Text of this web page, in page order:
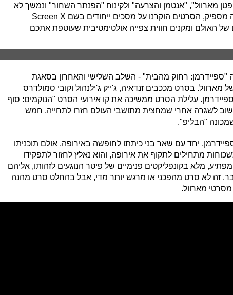
מארוול", "אנטמן והצרעה" ולקינוח "הפנתר השחור" ונמשך לא
פחות מעשר שעות! ואם כל זה מספיק, הסרטים הוקרנו על מסכים ייחודים בשם Screen X
האולם ומקנים חווית צפייה אולטימטיבית שעוטפת אתכם
רחוק מהבית" - השלב השלישי והאחרון בסאגת
מארוול. בסרט מככבים זנדאיה, ג'ייק ג'ילנהול וקובי סמולדרס
עלילת הסרט ממשיכה את קו אירועי הסרט "הנוקמים: סוף
לשגרה אחרי שמחצית מתושבי העולם חזרו לתחייה, חמש
"הבליפ".
יחד עם שאר בני כיתתו לחופשה באירופה. אולם תוכניתו
מתחילים לתקוף את אירופה, והוא נאלץ לחזור לתפקידו
מלא בקונפליקטים פנימיים של פיטר הנוגעים לזהותו, אליהם
זה לא סרט מהפכני או מרגש יותר מדי, אבל בהחלט סרט מהנה
מארוול.